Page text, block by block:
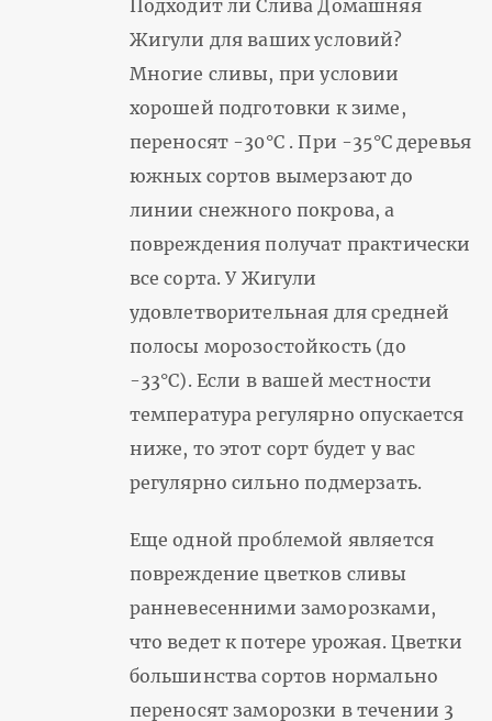
Подходит ли Слива Домашняя
Жигули для ваших условий?
Многие сливы, при условии
хорошей подготовки к зиме,
переносят -30°С . При -35°С деревья
южных сортов вымерзают до
линии снежного покрова, а
повреждения получат практически
все сорта. У Жигули
удовлетворительная для средней
полосы морозостойкость (до
-33°С). Если в вашей местности
температура регулярно опускается
ниже, то этот сорт будет у вас
регулярно сильно подмерзать.
Еще одной проблемой является
повреждение цветков сливы
ранневесенними заморозками,
что ведет к потере урожая. Цветки
большинства сортов нормально
переносят заморозки в течении 3